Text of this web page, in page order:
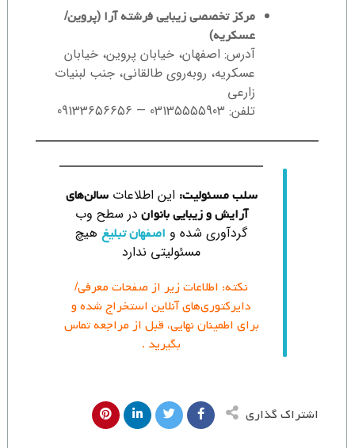
مرکز تخصصی زیبایی فرشته آرا (پروین/
عسکریه)
آدرس: اصفهان، خیابان پروین، خیابان
عسکریه، روبه‌روی طالقانی، جنب لبنیات
زارعی
تلفن: 03135555903 — 09133656656
سلب مسئولیت: این اطلاعاتسالن‌های
آرایش و زیبایی بانوان در سطح وب
گردآوری شده و اصفهان تبلیغ هیچ
مسئولیتی ندارد
نکته: اطلاعات زیر از صفحات معرفی/
دایرکتوری‌های آنلاین استخراج شده و
برای اطمینان نهایی، قبل از مراجعه تماس
بگیرید .
اشتراک گذاری